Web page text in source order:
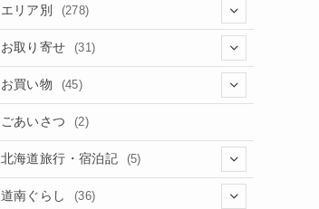
エリア別 (278)
(102)
(2)
(16)
(137)
(78)
お取り寄せ (31)
(4)
(15)
お買い物 (45)
(10)
(2)
(11)
ごあいさつ (2)
北海道旅行・宿泊記 (5)
(5)
道南ぐらし (36)